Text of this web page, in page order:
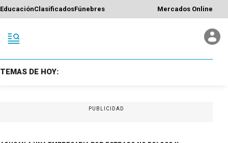
EducaciónClasificadosFúnebres Mercados Online
TEMAS DE HOY:
PUBLICIDAD